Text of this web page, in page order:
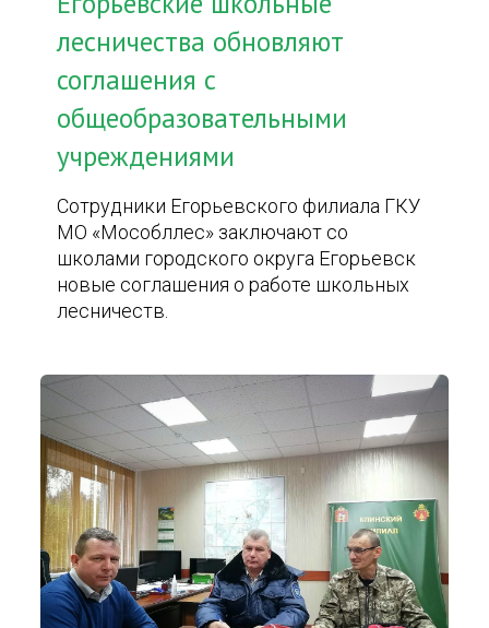
лесничества обновляют
соглашения с
общеобразовательными
учреждениями
Сотрудники Егорьевского филиала ГКУ
МО «Мособллес» заключают со
школами городского округа Егорьевск
новые соглашения о работе школьных
лесничеств.